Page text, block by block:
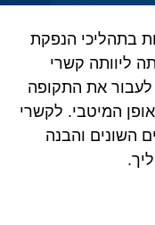
בתהליכי הנפקת
ליוותה קשרי
לעבור את התקופה
המיטבי. לקשרי
השונים והבנה